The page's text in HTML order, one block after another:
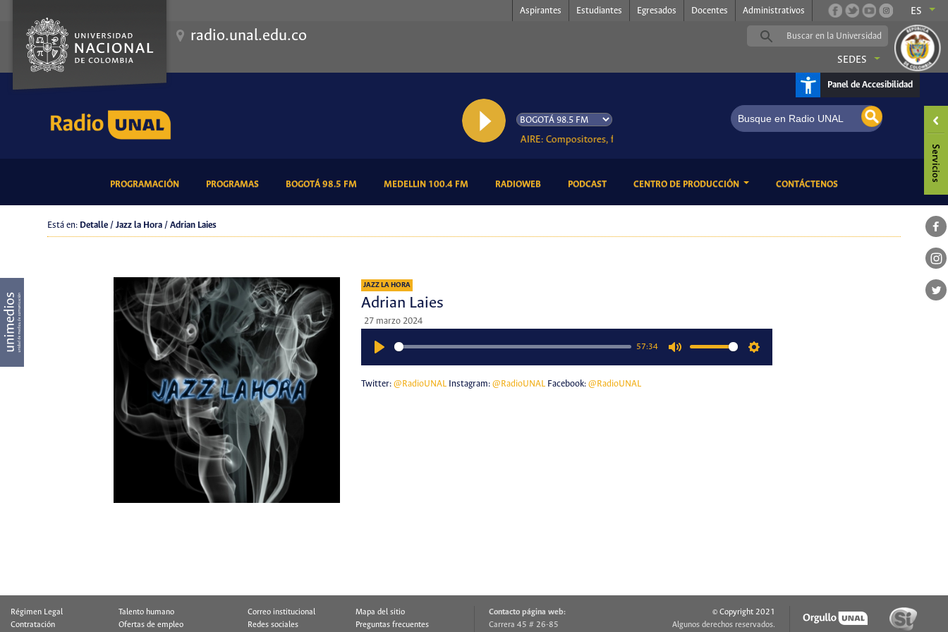
Aspirantes Estudiantes Egresados Docentes Administrativos ES
radio.unal.edu.co
SEDES
Panel de Accesibilidad
AL AIRE: Compositores, formas y estilos
PROGRAMACIÓN(CURRENT)PROGRAMAS(CURRENT)BOGOTÁ 98.5 FM(CURRENT)MEDELLIN 100.4 FM(CURRENT)RADIOWEB(CURRENT)PODCAST(CURRENT)CENTRO DE PRODUCCIÓN CONTÁCTENOS(CURRENT)
Está en: Detalle / Jazz la Hora / Adrian Laies
JAZZ LA HORA
Adrian Laies
27 marzo 2024
57:34
Twitter: @RadioUNALInstagram: @RadioUNALFacebook: @RadioUNAL
Régimen Legal
Talento humano
Contratación
Ofertas de empleo
Correo institucional
Mapa del sitio
Redes sociales
Preguntas frecuentes
Contacto página web:
Carrera 45 # 26-85
© Copyright 2021
Algunos derechos reservados.